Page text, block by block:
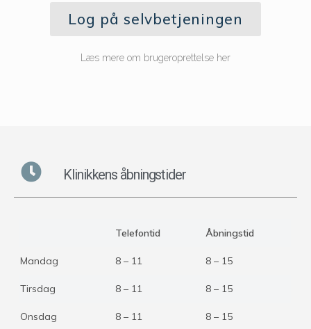
Log på selvbetjeningen
Læs mere om brugeroprettelse her
Klinikkens åbningstider
Telefontid Åbningstid
Mandag 8 – 11 8 – 15
Tirsdag 8 – 11 8 – 15
Onsdag 8 – 11 8 – 15